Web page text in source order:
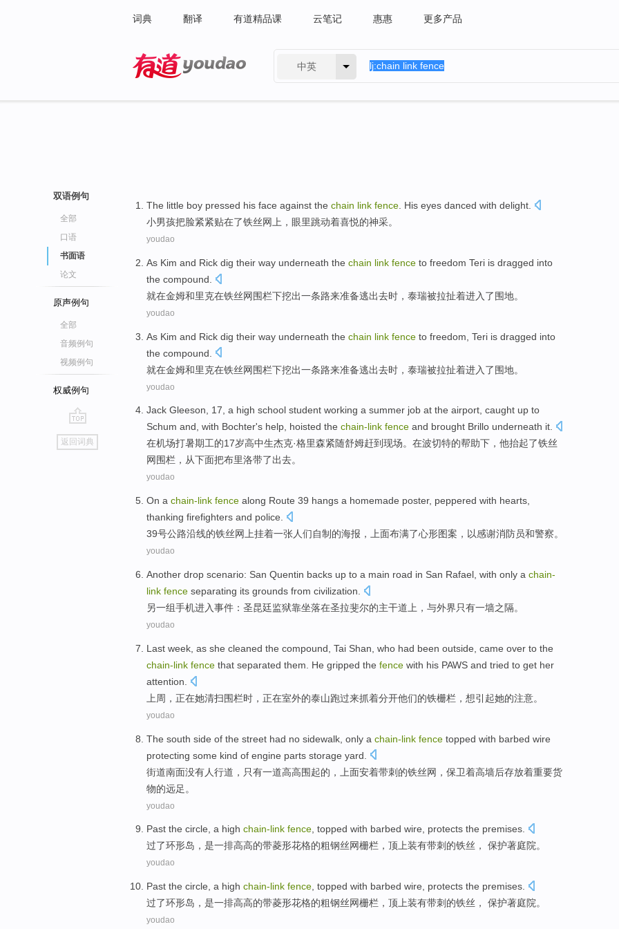
词典 翻译 有道精品课 云笔记 惠惠 更多产品
中英
双语例句
全部
口语
书面语
论文
原声例句
全部
音频例句
视频例句
权威例句
go
top
返回词典
The little boy pressed his face against the chain link fence His eyes danced with delight
小男孩把脸紧紧贴在了铁丝网 上， 眼里跳动着喜悦的神采。
youdao
As Kim and Rick dig their way underneath the chain link fence to freedom Teri is dragged into
the compound.
就在金姆和里克在铁丝网 围栏下挖出一条路来准备逃出去时， 泰瑞被拉扯着进入了围地。
youdao
As Kim and Rick dig their way underneath the chain link fence to freedom, Teri is dragged into
the compound.
就在金姆和里克在铁丝网围栏下挖出一条路来准备逃出去时， 泰瑞被拉扯着进入了围地。
youdao
Jack Gleeson, 17, a high school student working a summer job at the airport, caught up to
Schum and, with Bochter's help, hoisted the chain-link fence and brought Brillo underneath it.
在机场打暑期工的17岁高中生杰克·格里森紧随舒姆赶到现场。 在波切特的帮助下，他抬起了铁丝
网围栏，从下面把布里洛带了出去。
youdao
On a chain-link fence along Route 39 hangs a homemade poster, peppered with hearts,
thanking firefighters and police
39号公路沿线的铁丝网 上挂着一张人们自制的海报 ，上面布满了心形图案， 以感谢消防员和警察。
youdao
Another drop scenario: San Quentin backs up to a main road in San Rafael with only a chain-
link fence separating its grounds from civilization.
另一组手机进入事件： 圣昆廷监狱靠坐落在圣拉斐尔的主干道上， 与外界只有一墙之隔。
youdao
Last week , as she cleaned the compound, Tai Shan , who had been outside came over to the
chain-link fence that separated them . He gripped the fence with his PAWS and tried to get her
attention
上周 ，正在她清扫围栏时，正在室外的泰山跑过来抓着分开他们的铁栅栏 ， 想引起她的注意。
youdao
The south side of the street had no sidewalk only a chain-link fence topped with barbed wire
protecting some kind of engine parts storage yard.
街道南面没有人行道 ， 只有一道高高围起的 ，上面安着带刺的铁丝网， 保卫着高墙后存放着重要货
物的远足。
youdao
Past the circle, a high chain-link fence, topped with barbed wire, protects the premises.
过了环形岛， 是一排高高的带菱形花格的粗钢丝网栅栏 ， 顶上装有带刺的铁丝， 保护著庭院。
youdao
Past the circle a high chain-link fence topped with barbed wire protects the premises.
过了环形岛， 是一排高高的带菱形花格的粗钢丝网栅栏 ， 顶上装有带刺的铁丝， 保护著庭院。
youdao